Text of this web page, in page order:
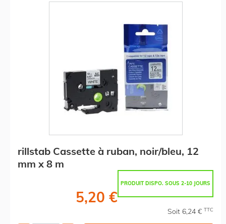
rillstab Cassette à ruban, noir/bleu, 12
mm x 8 m
PRODUIT DISPO. SOUS 2-10 JOURS
5,20 €
Soit 6,24 € TTC